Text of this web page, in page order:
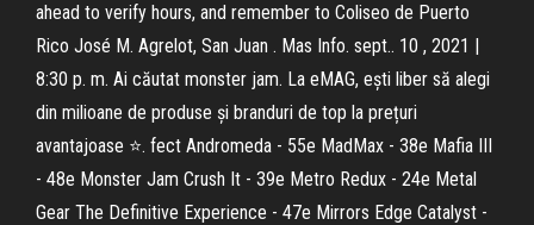
ahead to verify hours, and remember to Coliseo de Puerto
Rico José M. Agrelot, San Juan . Mas Info. sept.. 10 , 2021 |
8:30 p. m. Ai căutat monster jam. La eMAG, ești liber să alegi
din milioane de produse și branduri de top la prețuri
avantajoase ⭐. fect Andromeda - 55e MadMax - 38e Mafia III
- 48e Monster Jam Crush It - 39e Metro Redux - 24e Metal
Gear The Definitive Experience - 47e Mirrors Edge Catalyst -